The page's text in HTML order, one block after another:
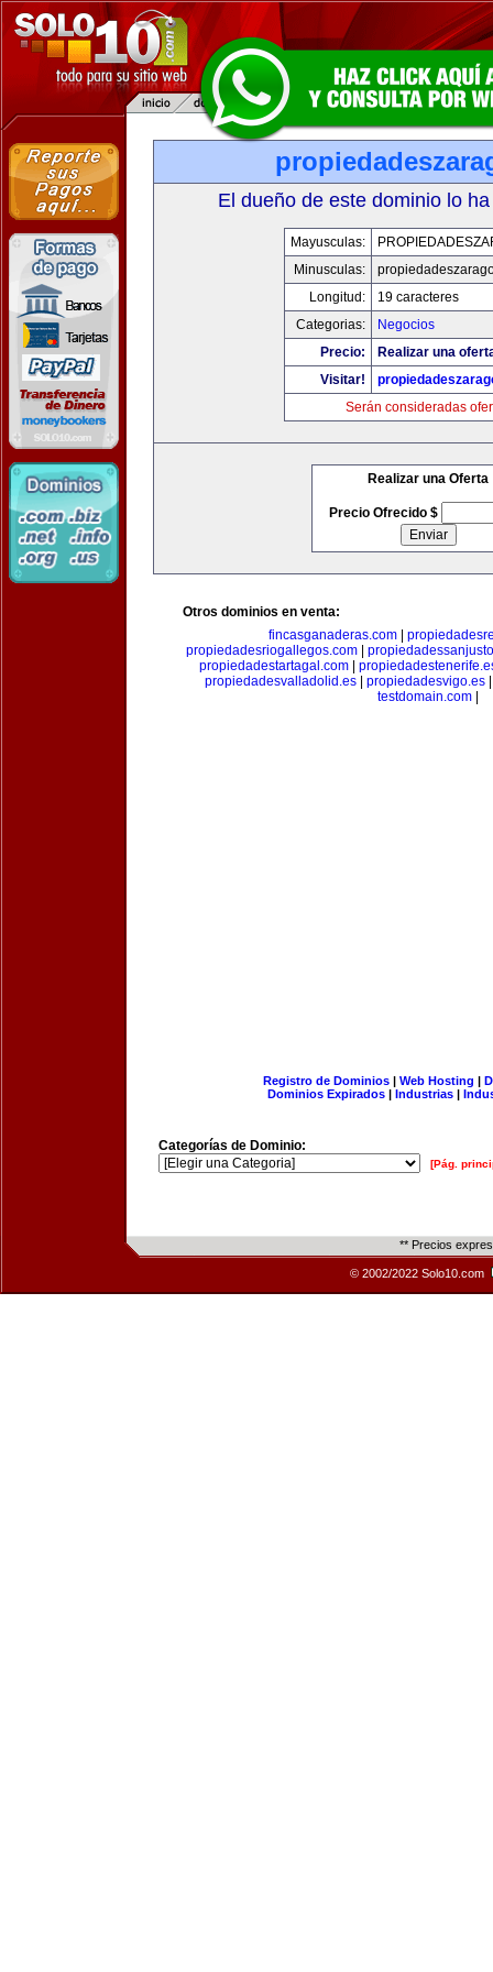
El dueño de este dominio lo
Mayusculas:
Minusculas:
Longitud:
19 caracteres
Categorias:
Negocios
Precio:
Realizar una
Visitar!
Serán consideradas
Realizar una Oferta
Precio Ofrecido $
Otros dominios en venta:
fincasganaderas.com|
propiedadesriogallegos.com|
propiedadestartagal.com|
propiedadesvalladolid.es
propiedadesvigo.es
testdomain.com
Registro de Dominios| Web Hosting |
Dominios Expirados | Industrias |
Categorías de Dominio:
[Pág.
** Precios
© 2002/2022 Solo10.com